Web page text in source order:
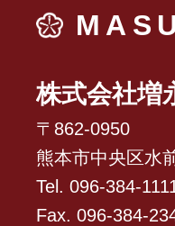
株式会社増
〒862-0950
熊本市中央区水
Tel. 096-384-
Fax. 096-384-